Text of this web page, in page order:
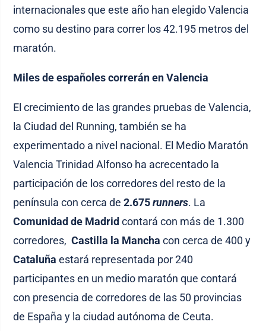
internacionales que este año han elegido Valencia
como su destino para correr los 42.195 metros del
maratón.
Miles de españoles correrán en Valencia
El crecimiento de las grandes pruebas de Valencia,
la Ciudad del Running, también se ha
experimentado a nivel nacional. El Medio Maratón
Valencia Trinidad Alfonso ha acrecentado la
participación de los corredores del resto de la
península con cerca de2.675runners. La
Comunidad de Madrid contará con más de 1.300
corredores,Castilla la Mancha con cerca de 400 y
Cataluña estará representada por 240
participantes en un medio maratón que contará
con presencia de corredores de las 50 provincias
de España y la ciudad autónoma de Ceuta.